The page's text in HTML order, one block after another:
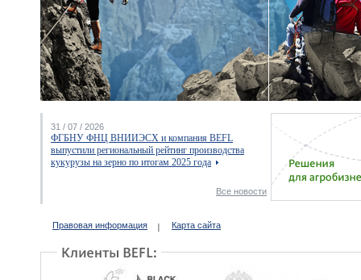
31 / 07 / 2026
ФГБНУ ФНЦ ВНИИЭСХ и компания BEFL
выпустили региональный рейтинг производства
кукурузы на зерно по итогам 2025 года
Все новости
Правовая информация Карта сайта